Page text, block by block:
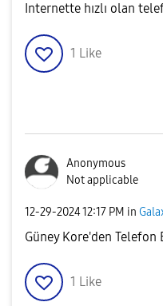
Internette hızlı olan
1 Like
Anonymous
Not applicable
‎12-29-202412:17 PM in
Güney Kore'den Telefon
1 Like